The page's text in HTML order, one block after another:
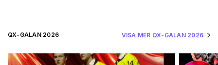
QX-GALAN 2026 VISA MER QX-GALAN 2026